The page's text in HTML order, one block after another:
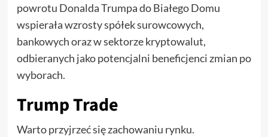
powrotu Donalda Trumpa do Białego Domu
wspierała wzrosty spółek surowcowych,
bankowych oraz w sektorze kryptowalut,
odbieranych jako potencjalni beneficjenci zmian po
wyborach.
Trump Trade
Warto przyjrzeć się zachowaniu rynku.